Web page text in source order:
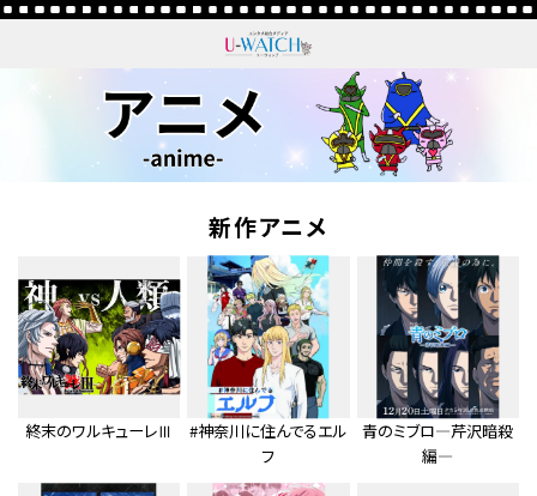
新作アニメ
終末のワルキューレⅢ
#神奈川に住んでるエル
フ
青のミブロ—芹沢暗殺
編—